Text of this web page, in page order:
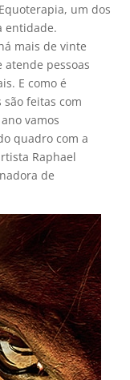
um dos
entidade.
mais de vinte
atende pessoas
E como é
feitas com
vamos
quadro com a
Raphael
de